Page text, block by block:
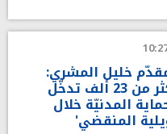
خليل المشري:
'أكثر من 23 ألف تدخّل
المدنيّة خلال
المنقضي'